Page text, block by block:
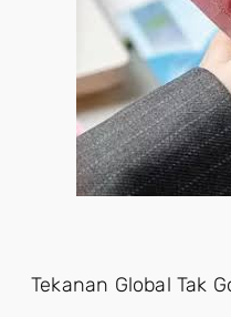
Tekanan Global Tak